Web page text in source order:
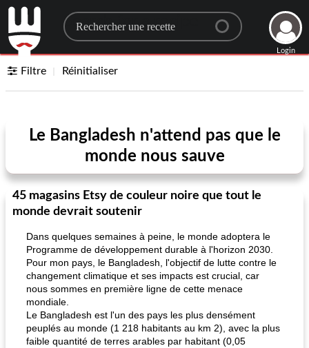
Search for a recipe
Login
Filtre Réinitialiser
Le Bangladesh n'attend pas que le
monde nous sauve
45 magasins Etsy de couleur noire que tout le
monde devrait soutenir
Dans quelques semaines à peine, le monde adoptera le
Programme de développement durable à l'horizon 2030.
Pour mon pays, le Bangladesh, l'objectif de lutte contre le
changement climatique et ses impacts est crucial, car
nous sommes en première ligne de cette menace
mondiale.
Le Bangladesh est l'un des pays les plus densément
peuplés au monde (1 218 habitants au km 2), avec la plus
faible quantité de terres arables par habitant (0,05